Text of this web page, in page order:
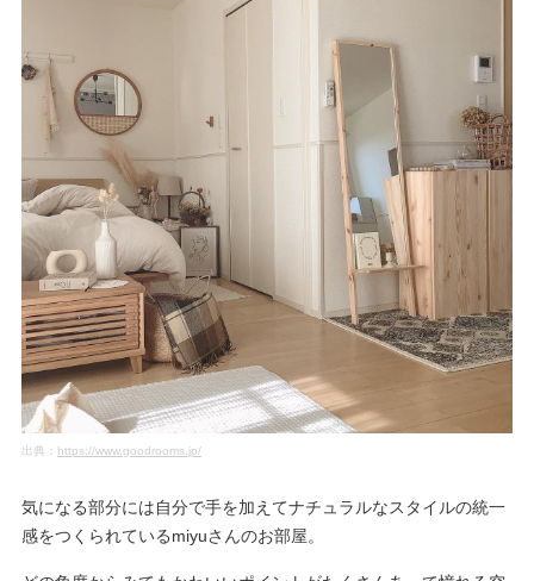
出典： https://www.goodrooms.jp/
気になる部分には自分で手を加えてナチュラルなスタイルの統一
感をつくられているmiyuさんのお部屋。